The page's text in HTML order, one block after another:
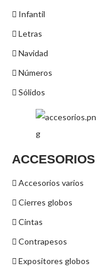
Infantil
Letras
Navidad
Números
Sólidos
ACCESORIOS
Accesorios varios
Cierres globos
Cintas
Contrapesos
Expositores globos